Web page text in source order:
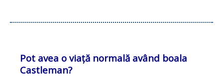
Pot avea o viață normală având boala
Castleman?